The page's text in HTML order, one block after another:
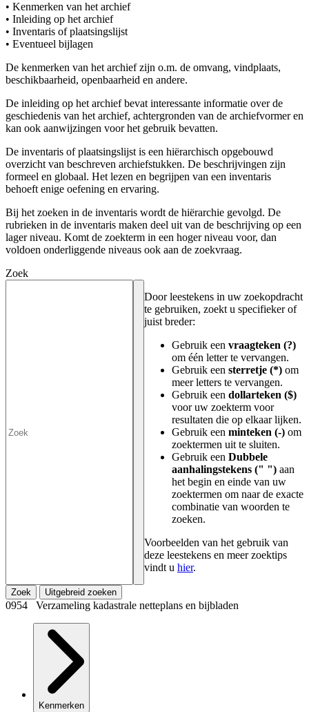
• Kenmerken van het archief
• Inleiding op het archief
• Inventaris of plaatsingslijst
• Eventueel bijlagen
De kenmerken van het archief zijn o.m. de omvang, vindplaats,
beschikbaarheid, openbaarheid en andere.
De inleiding op het archief bevat interessante informatie over de
geschiedenis van het archief, achtergronden van de archiefvormer en
kan ook aanwijzingen voor het gebruik bevatten.
De inventaris of plaatsingslijst is een hiërarchisch opgebouwd
overzicht van beschreven archiefstukken. De beschrijvingen zijn
formeel en globaal. Het lezen en begrijpen van een inventaris
behoeft enige oefening en ervaring.
Bij het zoeken in de inventaris wordt de hiërarchie gevolgd. De
rubrieken in de inventaris maken deel uit van de beschrijving op een
lager niveau. Komt de zoekterm in een hoger niveau voor, dan
voldoen onderliggende niveaus ook aan de zoekvraag.
Zoek
Door leestekens in uw zoekopdracht
te gebruiken, zoekt u specifieker of
juist breder:
Gebruik een vraagteken (?)
om één letter te vervangen.
Gebruik een sterretje (*) om
meer letters te vervangen.
Gebruik een dollarteken ($)
voor uw zoekterm voor
resultaten die op elkaar lijken.
Gebruik een minteken (-) om
zoektermen uit te sluiten.
Gebruik een Dubbele
aanhalingstekens (" ") aan
het begin en einde van uw
zoektermen om naar de exacte
combinatie van woorden te
zoeken.
Voorbeelden van het gebruik van
deze leestekens en meer zoektips
vindt u hier.
Zoek Uitgebreid zoeken
0954 Verzameling kadastrale netteplans en bijbladen
Kenmerken